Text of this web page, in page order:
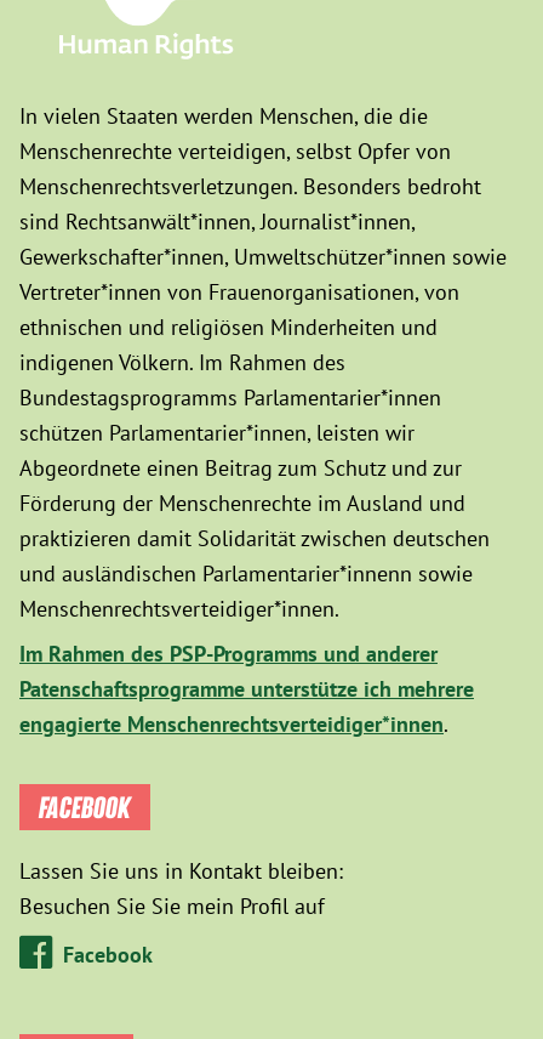
In vielen Staaten werden Menschen, die die
Menschenrechte verteidigen, selbst Opfer von
Menschenrechtsverletzungen. Besonders bedroht
sind Rechtsanwält*innen, Journalist*innen,
Gewerkschafter*innen, Umweltschützer*innen sowie
Vertreter*innen von Frauenorganisationen, von
ethnischen und religiösen Minderheiten und
indigenen Völkern. Im Rahmen des
Bundestagsprogramms Parlamentarier*innen
schützen Parlamentarier*innen, leisten wir
Abgeordnete einen Beitrag zum Schutz und zur
Förderung der Menschenrechte im Ausland und
praktizieren damit Solidarität zwischen deutschen
und ausländischen Parlamentarier*innenn sowie
Menschenrechtsverteidiger*innen.
Im Rahmen des PSP-Programms und anderer
Patenschaftsprogramme unterstütze ich mehrere
engagierte Menschenrechtsverteidiger*innen.
FACEBOOK
Lassen Sie uns in Kontakt bleiben:
Besuchen Sie Sie mein Profil auf
Facebook